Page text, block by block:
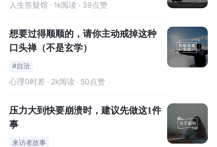
是一个不可分割的实体，每个人的生活是自己的，而每个
人赋予生活的意义必定不同。
阿德勒，他用自己的生活彻底诠释了自己的思想——人格
冲突不是源于人们之间的竞争，而是起因于外部环境压力
的社会兴趣的重要性，强调与他人相处的艺术，反对以自
我为中心，倡导以社会为中心。阿德勒倡导当个体追求自
我实现的动机时，应倾向于使他人受益，利人利己，为社
人生答疑馆 · 1k阅读 · 39点赞
想要过得顺顺的，请你主动戒掉这种
口头禅（不是玄学）
#自洽
心理0时差 · 2k阅读 · 50点赞
压力大到快要崩溃时，建议先做这1件
事
来访者故事